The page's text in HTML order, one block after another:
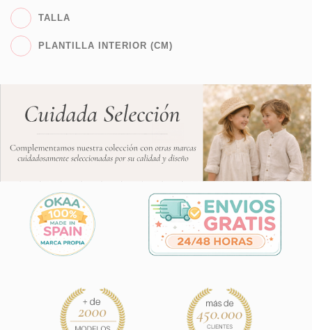
TALLA
PLANTILLA INTERIOR (CM)